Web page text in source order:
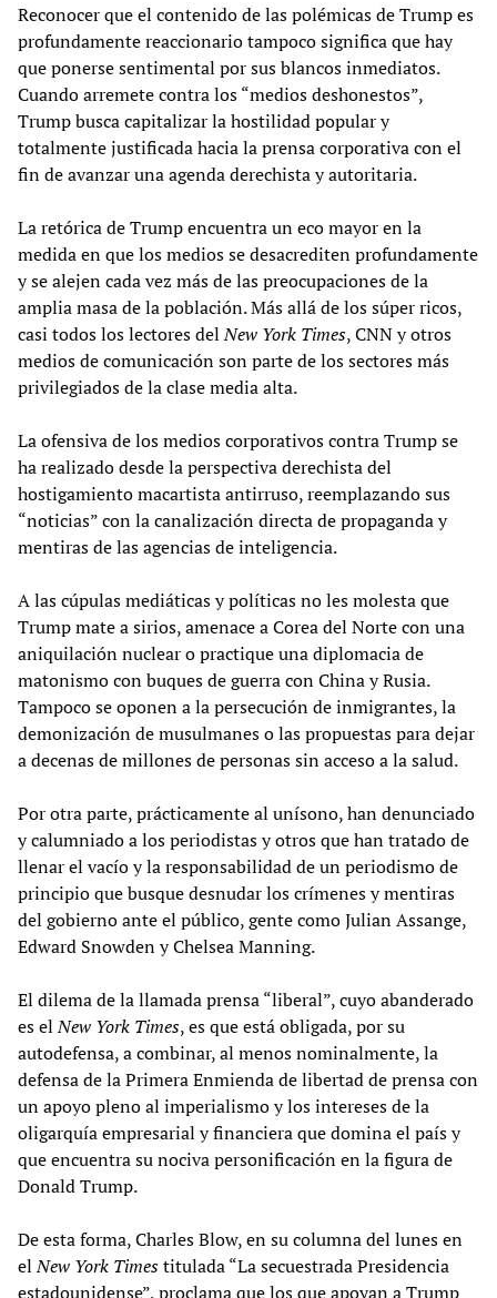
Reconocer que el contenido de las polémicas de Trump es
profundamente reaccionario tampoco significa que hay
que ponerse sentimental por sus blancos inmediatos.
Cuando arremete contra los “medios deshonestos”,
Trump busca capitalizar la hostilidad popular y
totalmente justificada hacia la prensa corporativa con el
fin de avanzar una agenda derechista y autoritaria.
La retórica de Trump encuentra un eco mayor en la
medida en que los medios se desacrediten profundamente
y se alejen cada vez más de las preocupaciones de la
amplia masa de la población. Más allá de los súper ricos,
casi todos los lectores delNew York Times, CNN y otros
medios de comunicación son parte de los sectores más
privilegiados de la clase media alta.
La ofensiva de los medios corporativos contra Trump se
ha realizado desde la perspectiva derechista del
hostigamiento macartista antirruso, reemplazando sus
“noticias” con la canalización directa de propaganda y
mentiras de las agencias de inteligencia.
A las cúpulas mediáticas y políticas no les molesta que
Trump mate a sirios, amenace a Corea del Norte con una
aniquilación nuclear o practique una diplomacia de
matonismo con buques de guerra con China y Rusia.
Tampoco se oponen a la persecución de inmigrantes, la
demonización de musulmanes o las propuestas para dejar
a decenas de millones de personas sin acceso a la salud.
Por otra parte, prácticamente al unísono, han denunciado
y calumniado a los periodistas y otros que han tratado de
llenar el vacío y la responsabilidad de un periodismo de
principio que busque desnudar los crímenes y mentiras
del gobierno ante el público, gente como Julian Assange,
Edward Snowden y Chelsea Manning.
El dilema de la llamada prensa “liberal”, cuyo abanderado
es elNew York Times, es que está obligada, por su
autodefensa, a combinar, al menos nominalmente, la
defensa de la Primera Enmienda de libertad de prensa con
un apoyo pleno al imperialismo y los intereses de la
oligarquía empresarial y financiera que domina el país y
que encuentra su nociva personificación en la figura de
Donald Trump.
De esta forma, Charles Blow, en su columna del lunes en
elNew York Timestitulada “La secuestrada Presidencia
estadounidense”, proclama que los que apoyan a Trump